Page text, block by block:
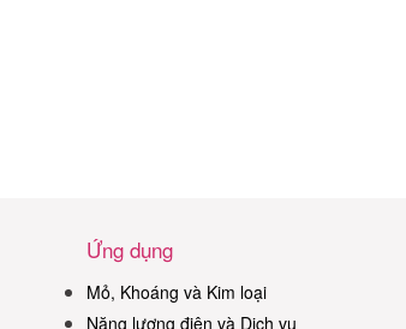
Ứng dụng
Mỏ, Khoáng và Kim loại
Năng lượng điện và Dịch vụ